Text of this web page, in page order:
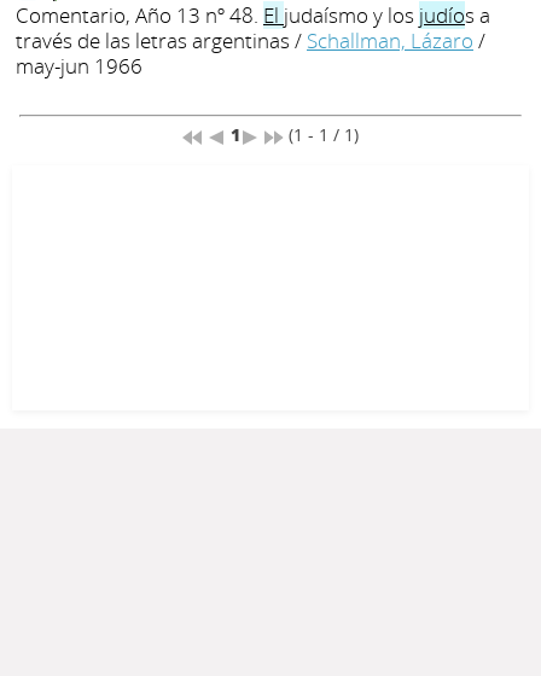
Comentario, Año 13 nº 48. El judaísmo y los judíos a
través de las letras argentinas / Schallman, Lázaro /
may-jun 1966
1 (1 - 1 / 1)